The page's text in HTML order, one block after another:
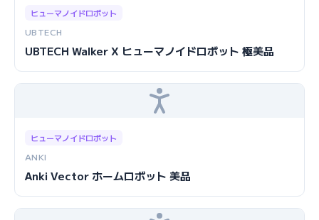
ヒューマノイドロボット
UBTECH
UBTECH Walker X ヒューマノイドロボット 極美品
ヒューマノイドロボット
ANKI
Anki Vector ホームロボット 美品